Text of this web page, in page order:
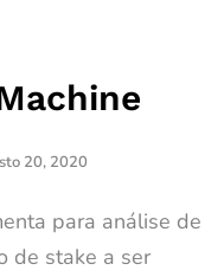
20, 2020
para análise de
de stake a ser